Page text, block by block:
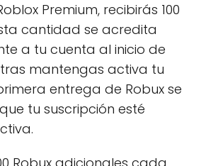
Premium, recibirás 100
cantidad se acredita
a tu cuenta al inicio de
mantengas activa tu
entrega de Robux se
tu suscripción esté